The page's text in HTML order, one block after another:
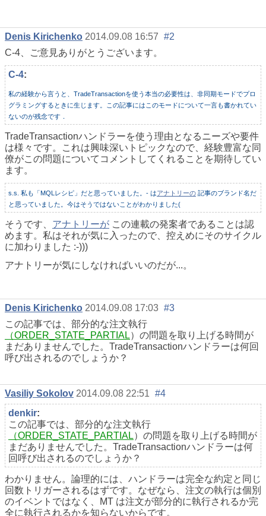
Denis Kirichenko 2014.09.08 16:57 #2
C-4、ご意見ありがとうございます。
C-4:
私の経験から言うと、TradeTransactionを使う本当の必要性は、非同期モードでプロ
グラミングするときに生じます。この記事にはこのモードについて一言も書かれてい
ないのが残念です．
TradeTransactionハンドラーを使う理由となるニーズや要件
は様々です。これは興味深いトピックなので、経験豊富な同
僚がこの問題についてコメントしてくれることを期待してい
ます。
s.s. 私も「MQLレシピ」だと思っていました。- はアナトリーの 記事のブランド名だ
と思っていました。今はそうではないことがわかりました(
そうです、 アナトリーが この連載の発案者であることは認
めます。私はそれが気に入ったので、控えめにそのサイクル
に加わりました :-)))
アナトリーが気にしなければいいのだが...。
Denis Kirichenko 2014.09.08 17:03 #3
この記事では、部分的な注文執行
（ORDER_STATE_PARTIAL）の問題を取り上げる時間が
まだありませんでした。TradeTransactionハンドラーは何回
呼び出されるのでしょうか？
Vasiliy Sokolov 2014.09.08 22:51 #4
denkir:
この記事では、部分的な注文執行
（ORDER_STATE_PARTIAL）の問題を取り上げる時間が
まだありませんでした。TradeTransactionハンドラーは何
回呼び出されるのでしょうか？
わかりません。論理的には、ハンドラーは完全な約定と同じ
回数トリガーされるはずです。なぜなら、注文の執行は個別
のイベントではなく、MT は注文が部分的に執行されるか完
全に執行されるかを知らないからです。